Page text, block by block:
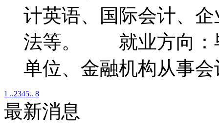
计英语、国际会计、
法等。 就业方向：
单位、金融机构从事
1 ..2345.. 8
最新消息